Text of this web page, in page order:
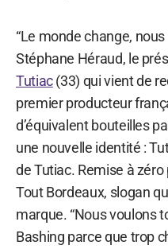
“Le monde change,
Stéphane Héraud, le
Tutiac(33) qui vient de
premier producteur
d’équivalent bouteilles
une nouvelle identité :
de Tutiac. Remise à
Tout Bordeaux, slogan
marque. “Nous voulons
Bashing parce que trop